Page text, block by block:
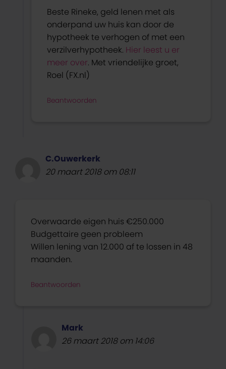
Beste Rineke, geld lenen met als
onderpand uw huis kan door de
hypotheek te verhogen of met een
verzilverhypotheek. Hier leest u er
meer over. Met vriendelijke groet,
Roel (FX.nl)
Beantwoorden
C.Ouwerkerk
20 maart 2018 om 08:11
Overwaarde eigen huis €250.000
Budgettaire geen probleem
Willen lening van 12.000 af te lossen in 48
maanden.
Beantwoorden
Mark
26 maart 2018 om 14:06